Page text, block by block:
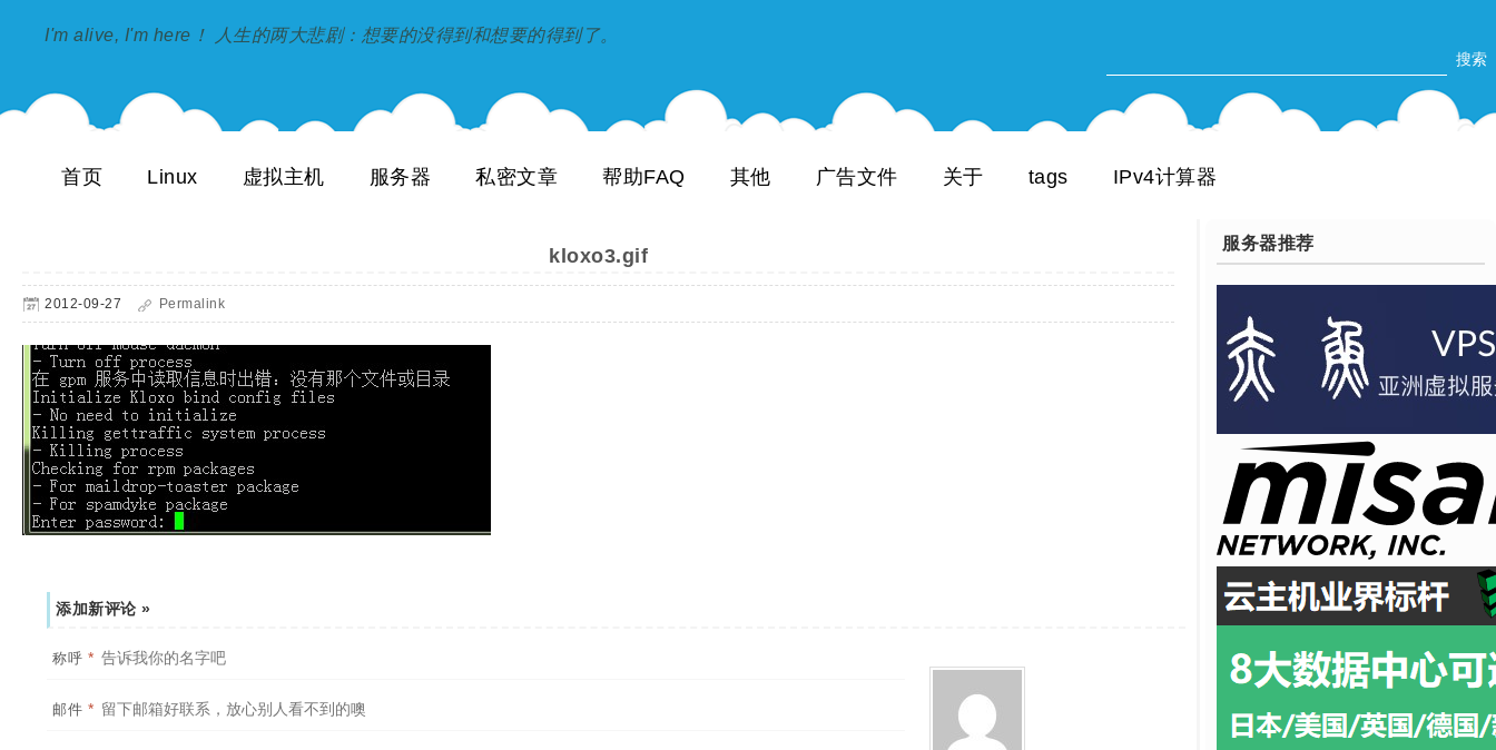
I'm alive, I'm here！ 人生的两大悲剧：想要的没得到和想要的得到了。
首页 Linux 虚拟主机 服务器 私密文章 帮助FAQ 其他 广告文件 关于 tags IPv4计算器
kloxo3.gif
2012-09-27 Permalink
添加新评论 »
称呼 *
邮件 *
服务器推荐